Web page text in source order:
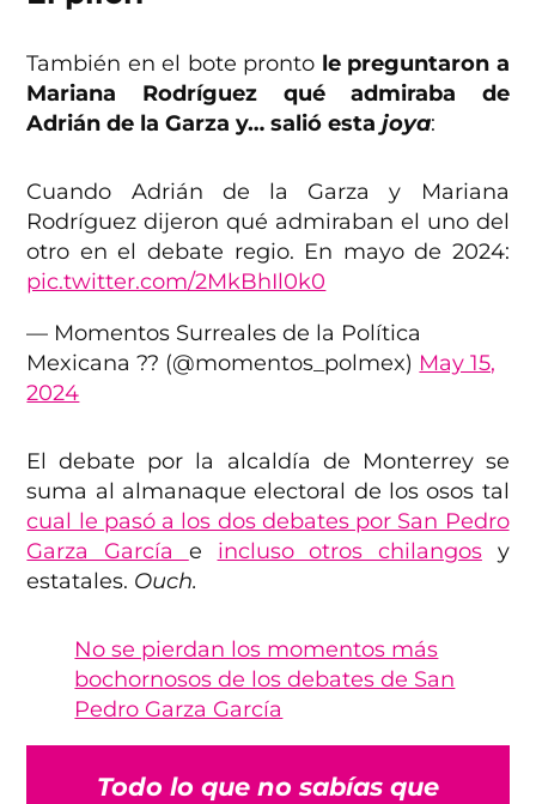
También en el bote pronto le preguntaron a
Mariana Rodríguez qué admiraba de
Adrián de la Garza y… salió esta joya:
Cuando Adrián de la Garza y Mariana
Rodríguez dijeron qué admiraban el uno del
otro en el debate regio. En mayo de 2024:
pic.twitter.com/2MkBhIl0k0
— Momentos Surreales de la Política
Mexicana ?? (@momentos_polmex) May 15,
2024
El debate por la alcaldía de Monterrey se
suma al almanaque electoral de los osos tal
cual le pasó a los dos debates por San Pedro
Garza García e incluso otros chilangosy
estatales. Ouch.
No se pierdan los momentos más
bochornosos de los debates de San
Pedro Garza García
Todo lo que no sabías que